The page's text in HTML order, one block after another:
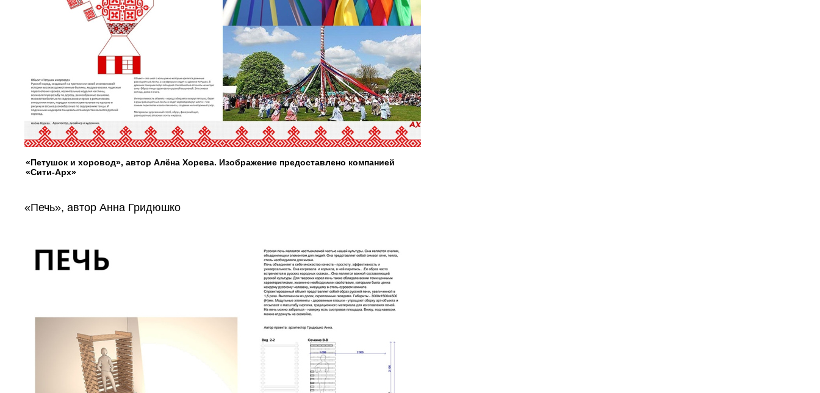
«Петушок и хоровод», автор Алёна Хорева. Изображение предоставлено компанией
«Сити-Арх»
«Печь», автор Анна Гридюшко